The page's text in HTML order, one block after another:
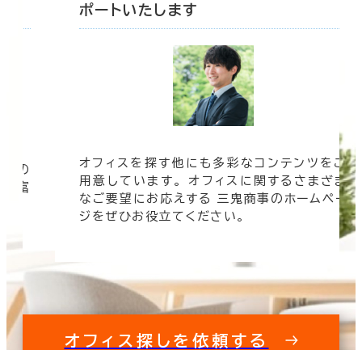
の
豊富
ポートいたします
オフィスを探す他にも多彩なコンテンツをご
用意しています。 オフィスに関するさまざま
なご要望にお応えする 三鬼商事のホームペー
ジをぜひお役立てください。
オフィス探しを依頼する